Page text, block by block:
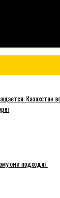
Казахстан
они подходят